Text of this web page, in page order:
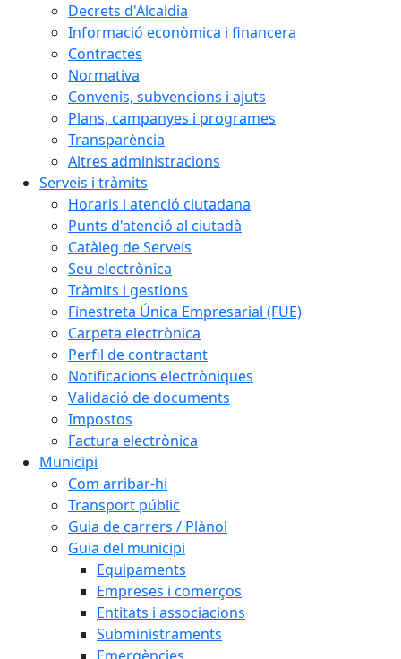
Decrets d'Alcaldia
Informació econòmica i financera
Contractes
Normativa
Convenis, subvencions i ajuts
Plans, campanyes i programes
Transparència
Altres administracions
Serveis i tràmits
Horaris i atenció ciutadana
Punts d'atenció al ciutadà
Catàleg de Serveis
Seu electrònica
Tràmits i gestions
Finestreta Única Empresarial (FUE)
Carpeta electrònica
Perfil de contractant
Notificacions electròniques
Validació de documents
Impostos
Factura electrònica
Municipi
Com arribar-hi
Transport públic
Guia de carrers / Plànol
Guia del municipi
Equipaments
Empreses i comerços
Entitats i associacions
Subministraments